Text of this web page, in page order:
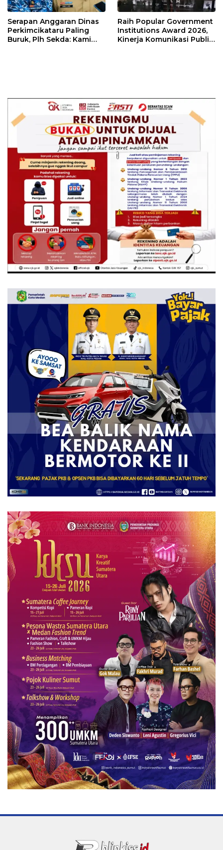
Serapan Anggaran Dinas
Perkimcikataru Paling
Buruk, Plh Sekda: Kami
Raih Popular Government
Institutions Award 2026,
Kinerja Komunikasi Publik